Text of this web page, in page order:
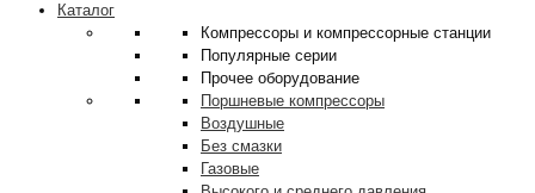
Каталог
Компрессоры и компрессорные станции
Популярные серии
Прочее оборудование
Поршневые компрессоры
Воздушные
Без смазки
Газовые